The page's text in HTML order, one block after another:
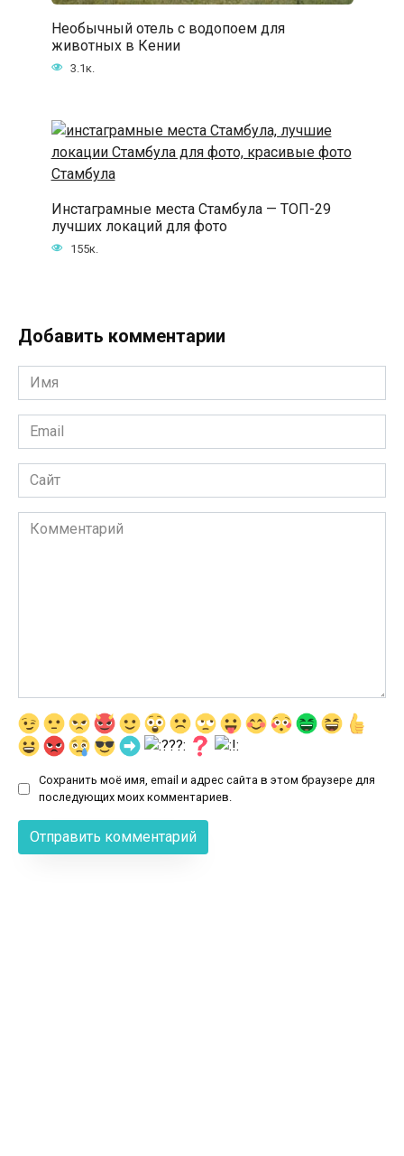
Необычный отель с водопоем для
животных в Кении
3.1к.
Инстаграмные места Стамбула — ТОП-29
лучших локаций для фото
155к.
Добавить комментарии
Имя
*
Email
*
Сайт
Комментарий
Сохранить моё имя, email и адрес сайта в этом браузере для
последующих моих комментариев.